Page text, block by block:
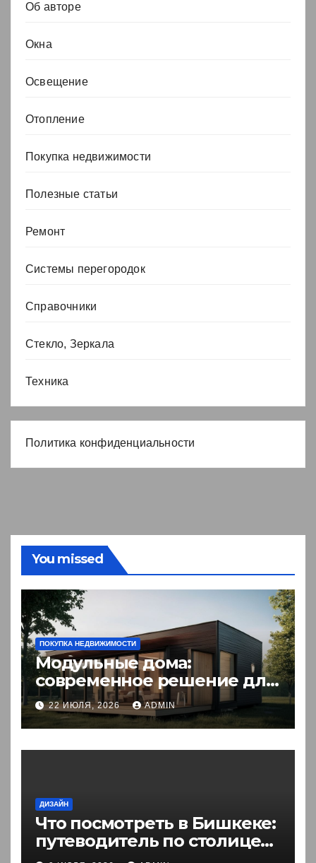
Об авторе
Окна
Освещение
Отопление
Покупка недвижимости
Полезные статьи
Ремонт
Системы перегородок
Справочники
Стекло, Зеркала
Техника
Политика конфиденциальности
You missed
ПОКУПКА НЕДВИЖИМОСТИ
Модульные дома:
современное решение для
комфортного житья
22 ИЮЛЯ, 2026 ADMIN
ДИЗАЙН
Что посмотреть в Бишкеке:
путеводитель по столице
Кыргызстана